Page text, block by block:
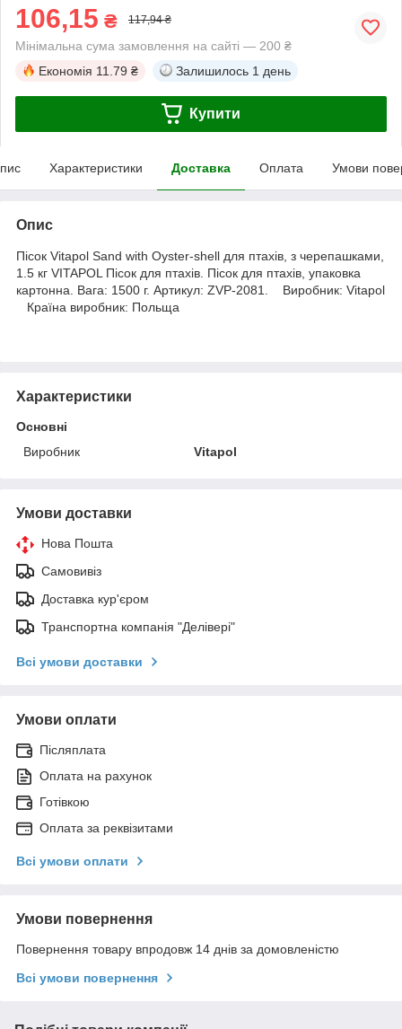
106,15 ₴ 117,94 ₴
Мінімальна сума замовлення на сайті — 200 ₴
Економія 11.79 ₴ Залишилось 1 день
Купити
Характеристики Доставка Оплата Умови
Опис
Пісок Vitapol Sand with Oyster-shell для птахів, з черепашками,
1.5 кг VITAPOL Пісок для птахів. Пісок для птахів, упаковка
картонна. Вага: 1500 г. Артикул: ZVP-2081. Виробник: Vitapol
Країна виробник: Польща
Характеристики
Основні
Виробник
Vitapol
Умови доставки
Нова Пошта
Самовивіз
Доставка кур'єром
Транспортна компанія "Делівері"
Всі умови доставки
Умови оплати
Післяплата
Оплата на рахунок
Готівкою
Оплата за реквізитами
Всі умови оплати
Умови повернення
Повернення товару впродовж 14 днів за домовленістю
Всі умови повернення